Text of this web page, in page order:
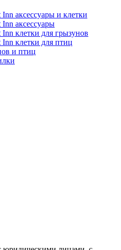
аксессуары и клетки
аксессуары
клетки для грызунов
клетки для птиц
и птиц